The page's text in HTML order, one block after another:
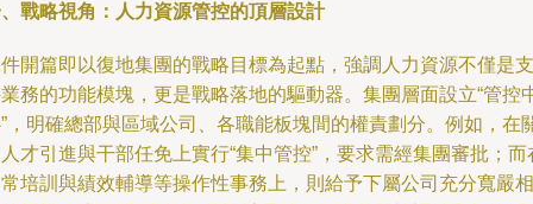
戰略視角：人力資源管控的頂層設計
開篇即以復地集團的戰略目標為起點，強調人力資源不僅是支
務的功能模塊，更是戰略落地的驅動器。集團層面設立“管控
，明確總部與區域公司、各職能板塊間的權責劃分。例如，在
才引進與干部任免上實行“集中管控”，要求需經集團審批；而
培訓與績效輔導等操作性事務上，則給予下屬公司充分寬嚴相